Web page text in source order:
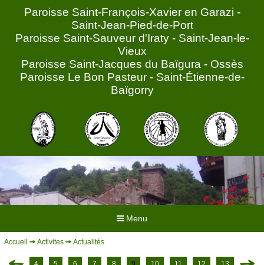
Paroisse Saint-François-Xavier en Garazi -
Saint-Jean-Pied-de-Port
Paroisse Saint-Sauveur d'Iraty - Saint-Jean-le-
Vieux
Paroisse Saint-Jacques du Baïgura - Ossès
Paroisse Le Bon Pasteur - Saint-Étienne-de-
Baïgorry
Menu
HORAIRES
Accueil Activites Actualités